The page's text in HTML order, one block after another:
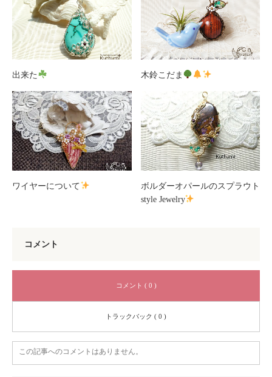
出来た 木鈴こだま
ワイヤーについて
ボルダーオパールのスプラウト
style Jewelry
コメント
コメント ( 0 )
トラックバック ( 0 )
この記事へのコメントはありません。